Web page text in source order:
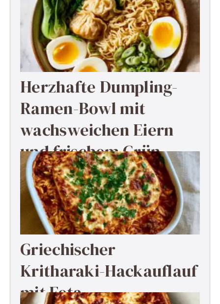
Herzhafte Dumpling-
Ramen-Bowl mit
wachsweichen Eiern
und frischem Grün
Griechischer
Kritharaki-Hackauflauf
mit Feta